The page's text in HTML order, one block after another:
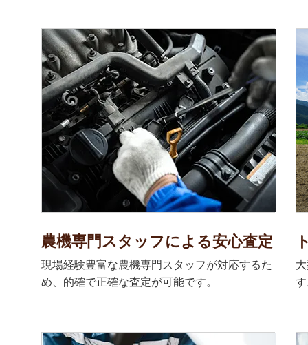
農機専門スタッフによる安心査定
現場経験豊富な農機専門スタッフが対応するた
め、的確で正確な査定が可能です。